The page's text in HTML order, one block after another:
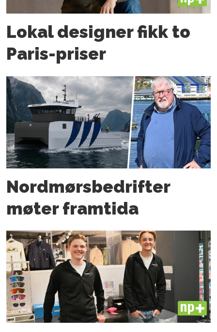
Lokal designer fikk to
Paris-priser
Nordmørs­bedrifter
møter framtida
PLUS